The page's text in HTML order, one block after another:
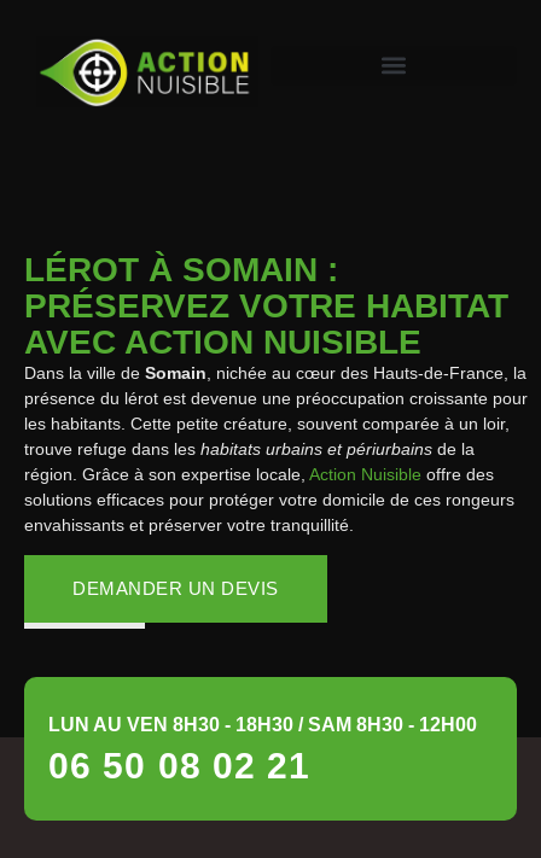
LÉROT À SOMAIN :
PRÉSERVEZ VOTRE HABITAT
AVEC ACTION NUISIBLE
Dans la ville de Somain , nichée au cœur des Hauts-de-France, la
présence du lérot est devenue une préoccupation croissante pour
les habitants. Cette petite créature, souvent comparée à un loir,
trouve refuge dans les habitats urbains et périurbains de la
région. Grâce à son expertise locale, Action Nuisible offre des
solutions efficaces pour protéger votre domicile de ces rongeurs
envahissants et préserver votre tranquillité.
DEMANDER UN DEVIS
LUN AU VEN 8H30 - 18H30 / SAM 8H30 - 12H00
06 50 08 02 21